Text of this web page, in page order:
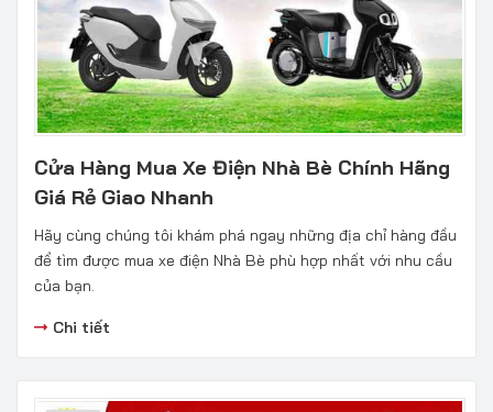
Cửa Hàng Mua Xe Điện Nhà Bè Chính Hãng
Giá Rẻ Giao Nhanh
Hãy cùng chúng tôi khám phá ngay những địa chỉ hàng đầu
để tìm được mua xe điện Nhà Bè phù hợp nhất với nhu cầu
của bạn.
Chi tiết